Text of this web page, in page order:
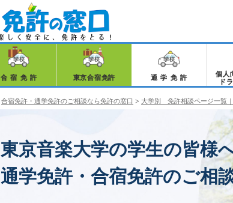
合宿免許 東京合宿免許 通学免許
個人
ド
合宿免許・通学免許のご相談なら免許の窓口 > 大学別 免許相談ページ一覧
東京音楽大学の学生の皆様
通学免許・合宿免許のご相